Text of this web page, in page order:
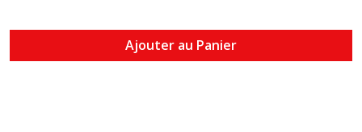
Ajouter au Panier